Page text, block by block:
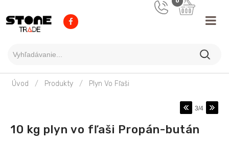
Úvod / Produkty / Plyn Vo Fľaši
3/4
10 kg plyn vo fľaši Propán-bután